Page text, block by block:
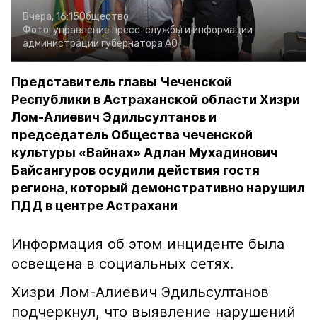
Вчера, 16:15Общество
Фото: управление пресс-службы и информации
администрации губернатора АО
Представитель главы Чеченской
Республики в Астраханской области Хизри
Лом-Алиевич Эдильсултанов и
председатель Общества чеченской
культуры «Вайнах» Адлан Мухадинович
Байсангуров осудили действия гостя
региона, который демонстративно нарушил
ПДД в центре Астрахани
Информация об этом инциденте была
освещена в социальных сетях.
Хизри Лом-Алиевич Эдильсултанов
подчеркнул, что выявление нарушений